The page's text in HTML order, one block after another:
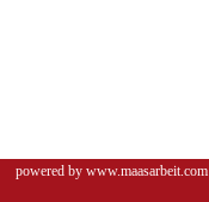
powered by www.maasarbeit.com